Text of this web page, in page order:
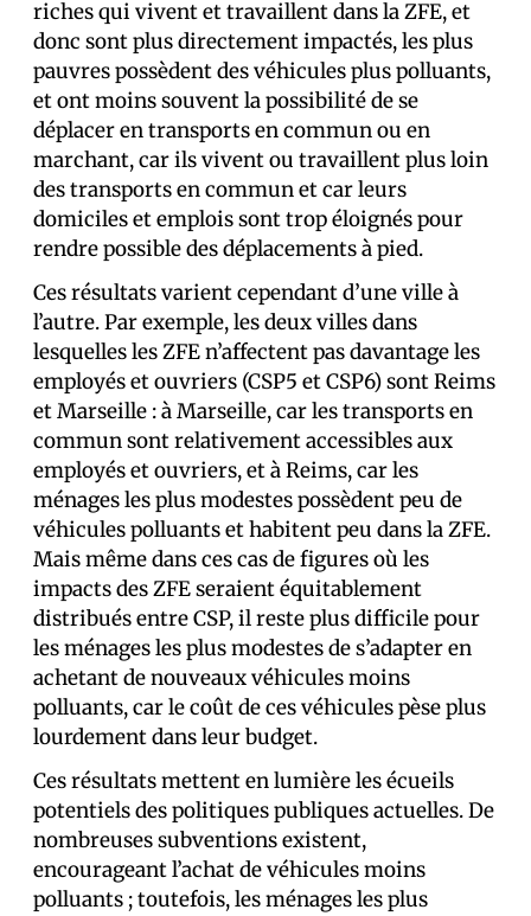
riches qui vivent et travaillent dans la ZFE, et
donc sont plus directement impactés, les plus
pauvres possèdent des véhicules plus polluants,
et ont moins souvent la possibilité de se
déplacer en transports en commun ou en
marchant, car ils vivent ou travaillent plus loin
des transports en commun et car leurs
domiciles et emplois sont trop éloignés pour
rendre possible des déplacements à pied.
Ces résultats varient cependant d’une ville à
l’autre. Par exemple, les deux villes dans
lesquelles les ZFE n’affectent pas davantage les
employés et ouvriers (CSP5 et CSP6) sont Reims
et Marseille : à Marseille, car les transports en
commun sont relativement accessibles aux
employés et ouvriers, et à Reims, car les
ménages les plus modestes possèdent peu de
véhicules polluants et habitent peu dans la ZFE.
Mais même dans ces cas de figures où les
impacts des ZFE seraient équitablement
distribués entre CSP, il reste plus difficile pour
les ménages les plus modestes de s’adapter en
achetant de nouveaux véhicules moins
polluants, car le coût de ces véhicules pèse plus
lourdement dans leur budget.
Ces résultats mettent en lumière les écueils
potentiels des politiques publiques actuelles. De
nombreuses subventions existent,
encourageant l’achat de véhicules moins
polluants ; toutefois, les ménages les plus